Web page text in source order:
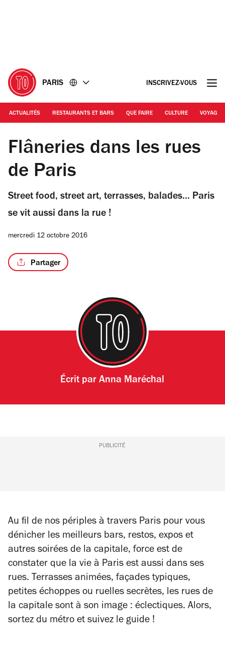
PARIS INSCRIVEZ-VOUS
ACTUALITÉS RESTAURANTS ET BARS QUE FAIRE CULTURE VOYAGE
© EP / Time Out Paris
Flâneries dans les rues
de Paris
Street food, street art, terrasses, balades... Paris
se vit aussi dans la rue !
mercredi 12 octobre 2016
Partager
Écrit parAnna Maréchal
PUBLICITÉ
Au fil de nos périples à travers Paris pour vous
dénicher les meilleurs bars, restos, expos et
autres soirées de la capitale, force est de
constater que la vie à Paris est aussi dans ses
rues. Terrasses animées, façades typiques,
petites échoppes ou ruelles secrètes, les rues de
la capitale sont à son image : éclectiques. Alors,
sortez du métro et suivez le guide !